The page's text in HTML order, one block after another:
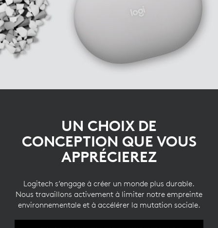
UN CHOIX DE
CONCEPTION QUE VOUS
APPRÉCIEREZ
Logitech s’engage à créer un monde plus durable.
Nous travaillons activement à limiter notre empreinte
environnementale et à accélérer la mutation sociale.